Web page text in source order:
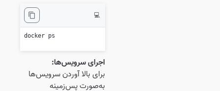
💻
docker ps
اجرای سرویس‌ها:
برای بالا آوردن سرویس‌ها
به‌صورت پس‌زمینه